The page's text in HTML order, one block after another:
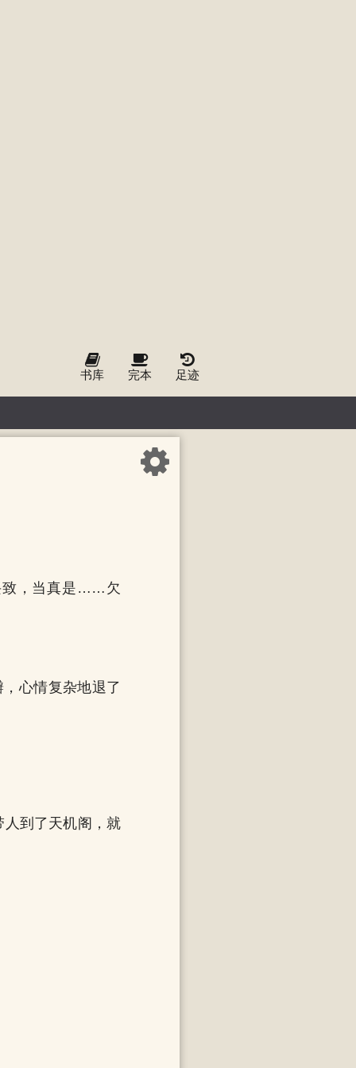
书库 完本 足迹
致，当真是……欠
心情复杂地退了
人到了天机阁，就